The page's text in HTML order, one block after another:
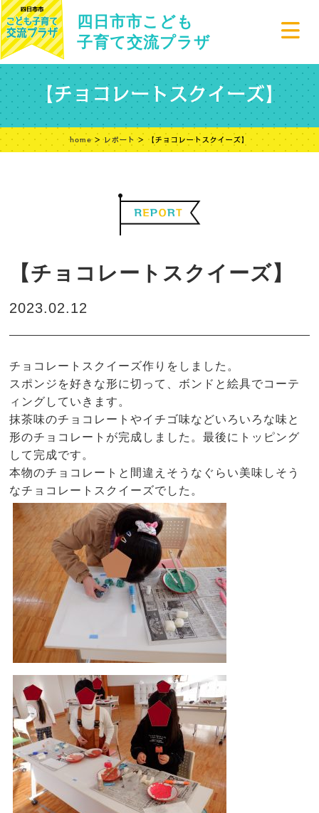
四日市市こども
子育て交流プラザ
【チョコレートスクイーズ】
home>レポート > 【チョコレートスクイーズ】
【チョコレートスクイーズ】
2023.02.12
チョコレートスクイーズ作りをしました。
スポンジを好きな形に切って、ボンドと絵具でコーテ
ィングしていきます。
抹茶味のチョコレートやイチゴ味などいろいろな味と
形のチョコレートが完成しました。最後にトッピング
して完成です。
本物のチョコレートと間違えそうなぐらい美味しそう
なチョコレートスクイーズでした。